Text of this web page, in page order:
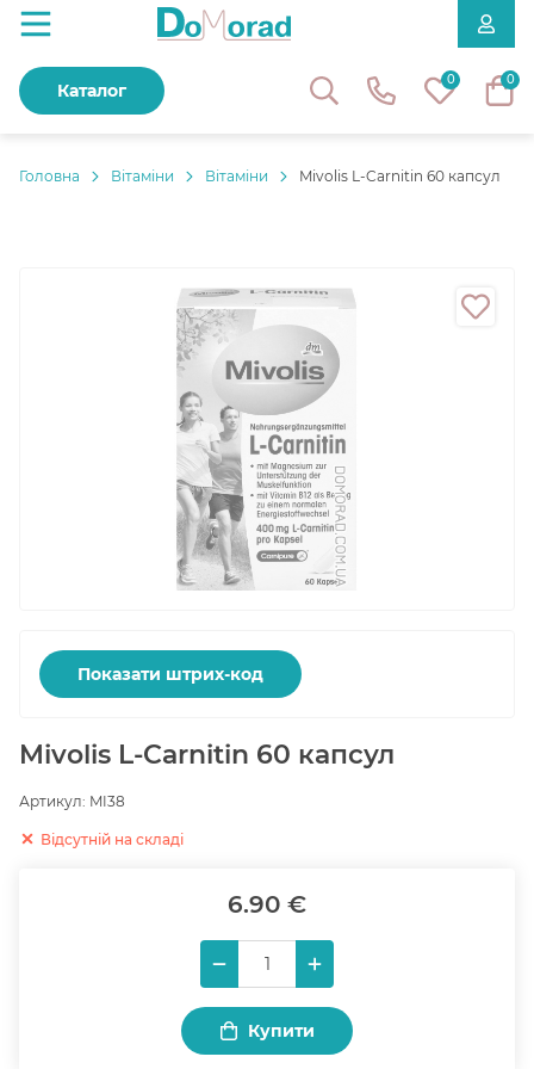
0 0
Каталог
Головнa Вітаміни Вітаміни Mivolis L-Carnitin 60 капсул
Показати штрих-код
Mivolis L-Carnitin 60 капсул
Артикул: MI38
Відсутній на складі
6.90 €
Купити